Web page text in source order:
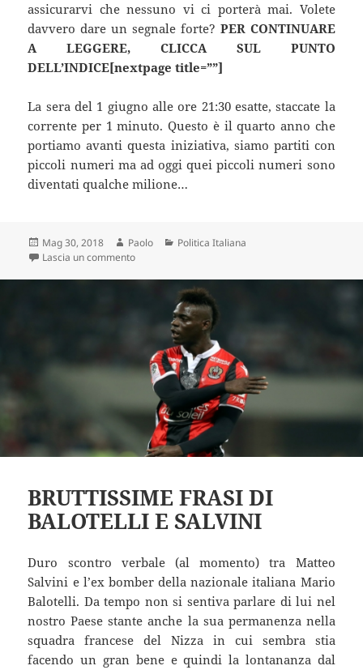
assicurarvi che nessuno vi ci porterà mai. Volete
davvero dare un segnale forte? PER CONTINUARE
A LEGGERE, CLICCA SUL PUNTO
DELL’INDICE[nextpage title=””]
La sera del 1 giugno alle ore 21:30 esatte, staccate la
corrente per 1 minuto. Questo è il quarto anno che
portiamo avanti questa iniziativa, siamo partiti con
piccoli numeri ma ad oggi quei piccoli numeri sono
diventati qualche milione…
Scritto
il
Mag 30, 2018 Autore
Paolo Categorie
Politica Italiana
Lascia un commentosu LA BIZZARRA PROTESTA CONTRO IL
BRUTTISSIME FRASI DI
BALOTELLI E SALVINI
Duro scontro verbale (al momento) tra Matteo
Salvini e l’ex bomber della nazionale italiana Mario
Balotelli. Da tempo non si sentiva parlare di lui nel
nostro Paese stante anche la sua permanenza nella
squadra francese del Nizza in cui sembra stia
facendo un gran bene e quindi la lontananza dal